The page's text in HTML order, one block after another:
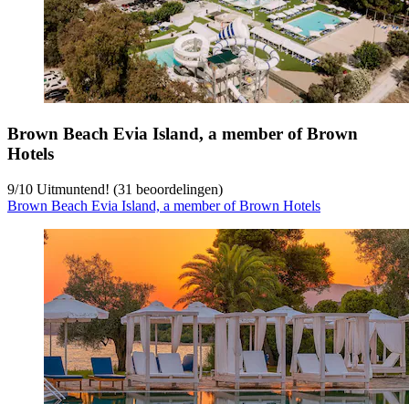
Brown Beach Evia Island, a member of Brown
Hotels
9/10 Uitmuntend! (31 beoordelingen)
Brown Beach Evia Island, a member of Brown Hotels